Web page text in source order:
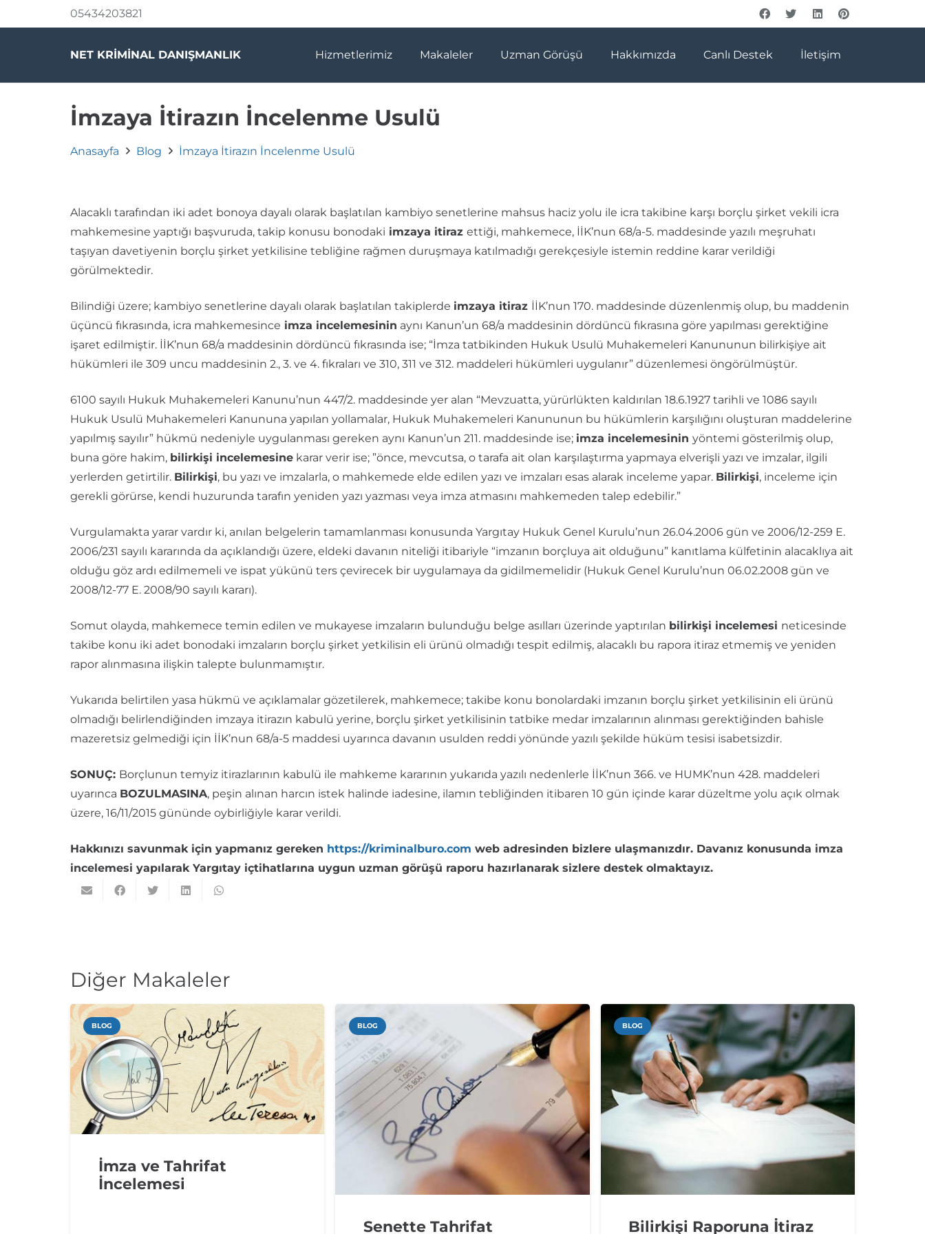
05434203821
NET KRİMİNAL DANIŞMANLIK Hizmetlerimiz Makaleler Uzman Görüşü Hakkımızda Canlı Destek İletişim
İmzaya İtirazın İncelenme Usulü
Anasayfa Blog İmzaya İtirazın İncelenme Usulü
Alacaklı tarafından iki adet bonoya dayalı olarak başlatılan kambiyo senetlerine mahsus haciz yolu ile icra takibine karşı borçlu şirket vekili icra
mahkemesine yaptığı başvuruda, takip konusu bonodaki imzaya itiraz ettiği, mahkemece, İİK’nun 68/a-5. maddesinde yazılı meşruhatı
taşıyan davetiyenin borçlu şirket yetkilisine tebliğine rağmen duruşmaya katılmadığı gerekçesiyle istemin reddine karar verildiği
görülmektedir.
Bilindiği üzere; kambiyo senetlerine dayalı olarak başlatılan takiplerde imzaya itiraz İİK’nun 170. maddesinde düzenlenmiş olup, bu maddenin
üçüncü fıkrasında, icra mahkemesince imza incelemesinin aynı Kanun’un 68/a maddesinin dördüncü fıkrasına göre yapılması gerektiğine
işaret edilmiştir. İİK’nun 68/a maddesinin dördüncü fıkrasında ise; “İmza tatbikinden Hukuk Usulü Muhakemeleri Kanununun bilirkişiye ait
hükümleri ile 309 uncu maddesinin 2., 3. ve 4. fıkraları ve 310, 311 ve 312. maddeleri hükümleri uygulanır” düzenlemesi öngörülmüştür.
6100 sayılı Hukuk Muhakemeleri Kanunu’nun 447/2. maddesinde yer alan “Mevzuatta, yürürlükten kaldırılan 18.6.1927 tarihli ve 1086 sayılı
Hukuk Usulü Muhakemeleri Kanununa yapılan yollamalar, Hukuk Muhakemeleri Kanununun bu hükümlerin karşılığını oluşturan maddelerine
yapılmış sayılır” hükmü nedeniyle uygulanması gereken aynı Kanun’un 211. maddesinde ise; imza incelemesinin yöntemi gösterilmiş olup,
buna göre hakim, bilirkişi incelemesine karar verir ise; ”önce, mevcutsa, o tarafa ait olan karşılaştırma yapmaya elverişli yazı ve imzalar, ilgili
yerlerden getirtilir. Bilirkişi, bu yazı ve imzalarla, o mahkemede elde edilen yazı ve imzaları esas alarak inceleme yapar. Bilirkişi, inceleme için
gerekli görürse, kendi huzurunda tarafın yeniden yazı yazması veya imza atmasını mahkemeden talep edebilir.”
Vurgulamakta yarar vardır ki, anılan belgelerin tamamlanması konusunda Yargıtay Hukuk Genel Kurulu’nun 26.04.2006 gün ve 2006/12-259 E.
2006/231 sayılı kararında da açıklandığı üzere, eldeki davanın niteliği itibariyle “imzanın borçluya ait olduğunu” kanıtlama külfetinin alacaklıya ait
olduğu göz ardı edilmemeli ve ispat yükünü ters çevirecek bir uygulamaya da gidilmemelidir (Hukuk Genel Kurulu’nun 06.02.2008 gün ve
2008/12-77 E. 2008/90 sayılı kararı).
Somut olayda, mahkemece temin edilen ve mukayese imzaların bulunduğu belge asılları üzerinde yaptırılan bilirkişi incelemesi neticesinde
takibe konu iki adet bonodaki imzaların borçlu şirket yetkilisin eli ürünü olmadığı tespit edilmiş, alacaklı bu rapora itiraz etmemiş ve yeniden
rapor alınmasına ilişkin talepte bulunmamıştır.
Yukarıda belirtilen yasa hükmü ve açıklamalar gözetilerek, mahkemece; takibe konu bonolardaki imzanın borçlu şirket yetkilisinin eli ürünü
olmadığı belirlendiğinden imzaya itirazın kabulü yerine, borçlu şirket yetkilisinin tatbike medar imzalarının alınması gerektiğinden bahisle
mazeretsiz gelmediği için İİK’nun 68/a-5 maddesi uyarınca davanın usulden reddi yönünde yazılı şekilde hüküm tesisi isabetsizdir.
SONUÇ: Borçlunun temyiz itirazlarının kabulü ile mahkeme kararının yukarıda yazılı nedenlerle İİK’nun 366. ve HUMK’nun 428. maddeleri
uyarınca BOZULMASINA, peşin alınan harcın istek halinde iadesine, ilamın tebliğinden itibaren 10 gün içinde karar düzeltme yolu açık olmak
üzere, 16/11/2015 gününde oybirliğiyle karar verildi.
Hakkınızı savunmak için yapmanız gereken https://kriminalburo.com web adresinden bizlere ulaşmanızdır. Davanız konusunda imza
incelemesi yapılarak Yargıtay içtihatlarına uygun uzman görüşü raporu hazırlanarak sizlere destek olmaktayız.
Diğer Makaleler
BLOG
İmza ve Tahrifat
İncelemesi
BLOG
Senette Tahrifat
BLOG
Bilirkişi Raporuna İtiraz